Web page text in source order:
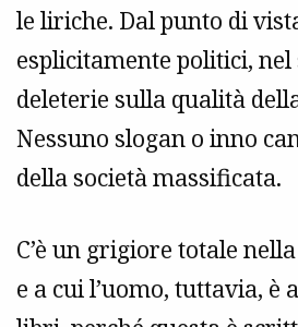
le liriche. Dal punto di
esplicitamente politici,
deleterie sulla qualità
Nessuno slogan o inno
della società massificata.
C’è un grigiore totale
e a cui l’uomo, tuttavia,